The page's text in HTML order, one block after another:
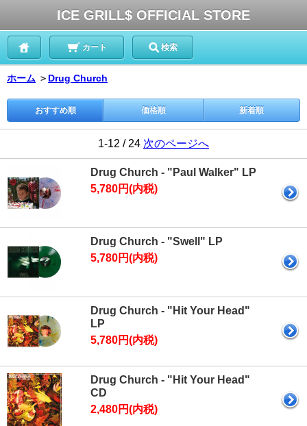
ICE GRILL$ OFFICIAL STORE
カート 検索
ホーム ＞ Drug Church
おすすめ順 価格順 新着順
1-12 / 24 次のページへ
Drug Church - "Paul Walker" LP
5,780円(内税)
Drug Church - "Swell" LP
5,780円(内税)
Drug Church - "Hit Your Head"
LP
5,780円(内税)
Drug Church - "Hit Your Head"
CD
2,480円(内税)